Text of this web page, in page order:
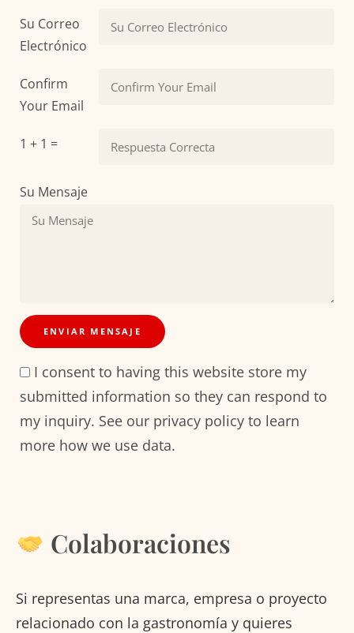
Su Correo
Electrónico
Confirm
Your Email
1 + 1 =
Su Mensaje
I consent to having this website store my
submitted information so they can respond to
my inquiry. See our privacy policy to learn
more how we use data.
Colaboraciones
Si representas una marca, empresa o proyecto
relacionado con la gastronomía y quieres